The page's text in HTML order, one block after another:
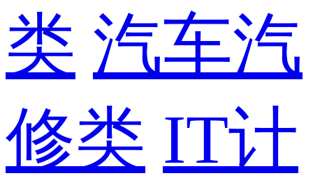
类 汽车汽
修类 IT计